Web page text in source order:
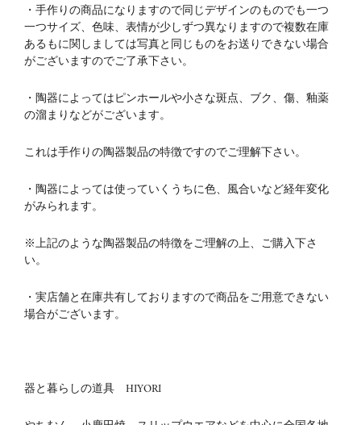
・手作りの商品になりますので同じデザインのものでも一つ
一つサイズ、色味、表情が少しずつ異なりますので複数在庫
あるもに関しましては写真と同じものをお送りできない場合
がございますのでご了承下さい。
・陶器によってはピンホールや小さな斑点、ブク、傷、釉薬
の溜まりなどがございます。
これは手作りの陶器製品の特徴ですのでご理解下さい。
・陶器によっては使っていくうちに色、風合いなど経年変化
がみられます。
※上記のような陶器製品の特徴をご理解の上、ご購入下さ
い。
・実店舗と在庫共有しておりますので商品をご用意できない
場合がございます。
器と暮らしの道具 HIYORI